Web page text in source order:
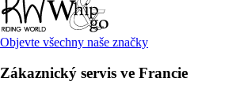
Objevte všechny naše značky
Zákaznický servis ve Francie